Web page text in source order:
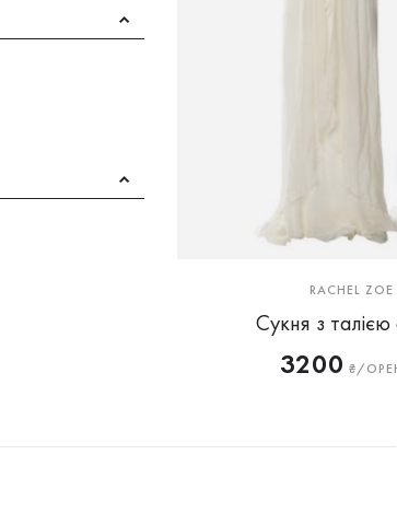
RACHEL ZOE
Сукня з талією
3200 ₴/